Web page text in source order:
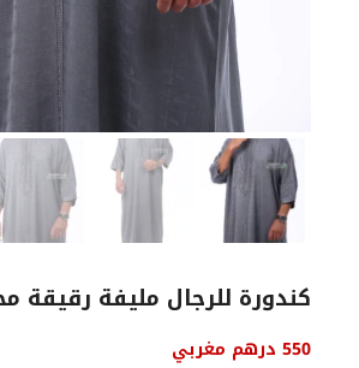
كندورة للرجال مليفة رقيقة
550 درهم مغربي